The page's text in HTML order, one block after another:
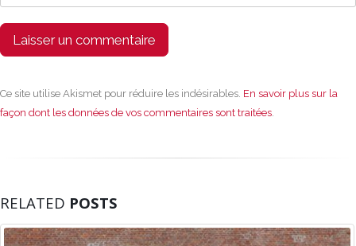
Ce site utilise Akismet pour réduire les indésirables. En savoir plus sur la
façon dont les données de vos commentaires sont traitées.
RELATED POSTS